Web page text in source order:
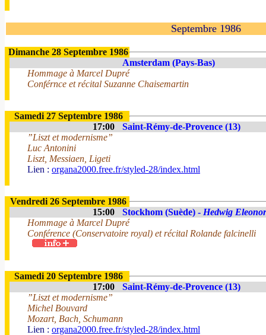
Septembre 1986
Dimanche 28 Septembre 1986
Amsterdam (Pays-Bas)
Hommage à Marcel Dupré
Conférnce et récital Suzanne Chaisemartin
Samedi 27 Septembre 1986
17:00
Saint-Rémy-de-Provence (13)
”Liszt et modernisme”
Luc Antonini
Liszt, Messiaen, Ligeti
Lien : organa2000.free.fr/styled-28/index.html
Vendredi 26 Septembre 1986
15:00
Stockhom (Suède) - Hedwig
Hommage à Marcel Dupré
Conférence (Conservatoire royal) et récital Rolande falcinelli
Samedi 20 Septembre 1986
17:00
Saint-Rémy-de-Provence (13)
”Liszt et modernisme”
Michel Bouvard
Mozart, Bach, Schumann
Lien : organa2000.free.fr/styled-28/index.html